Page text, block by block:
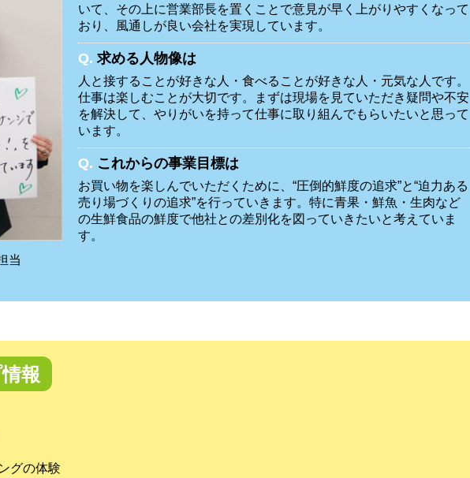
当
いて、その上に営業部長を置くことで意見が早く上がりやすくなって
おり、風通しが良い会社を実現しています。
Q. 求める人物像は
人と接することが好きな人・食べることが好きな人・元気な人です。
仕事は楽しむことが大切です。まずは現場を見ていただき疑問や不安
を解決して、やりがいを持って仕事に取り組んでもらいたいと思って
います。
Q. これからの事業目標は
お買い物を楽しんでいただくために、“圧倒的鮮度の追求”と“迫力ある
売り場づくりの追求”を行っていきます。特に青果・鮮魚・生肉など
の生鮮食品の鮮度で他社との差別化を図っていきたいと考えていま
す。
報
グの体験